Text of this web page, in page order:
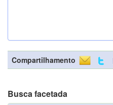
Compartilhamento
Busca facetada